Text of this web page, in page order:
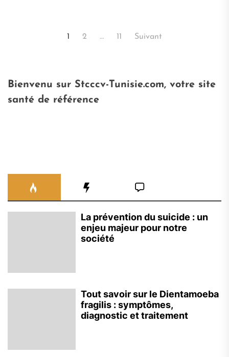
Pagination1 2 … 11 Suivant
Bienvenu sur Stcccv-Tunisie.com, votre site
santé de référence
La prévention du suicide : un
enjeu majeur pour notre
société
Tout savoir sur le Dientamoeba
fragilis : symptômes,
diagnostic et traitement